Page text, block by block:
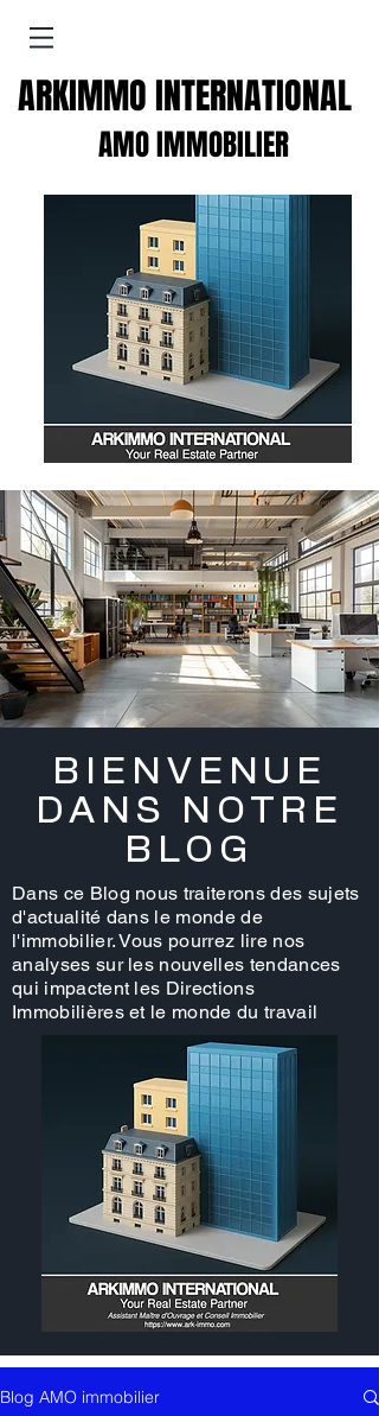
ARKIMMO INTERNATIONAL
AMO IMMOBILIER
BIENVENUE
DANS NOTRE
BLOG
Dans ce Blog nous traiterons des sujets
d'actualité dans le monde de
l'immobilier. Vous pourrez lire nos
analyses sur les nouvelles tendances
qui impactent les Directions
Immobilières et le monde du travail
Blog AMO immobilier